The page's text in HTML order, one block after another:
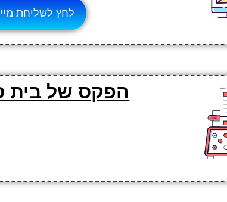
לחץ לשליחת
הפקס של בית